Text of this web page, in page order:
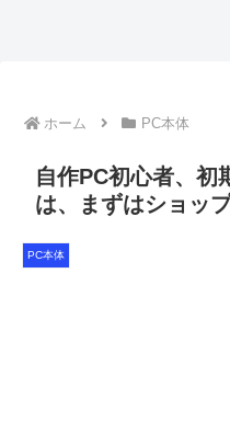
ホーム PC本体
自作PC初心者、初
は、まずはショッ
PC本体